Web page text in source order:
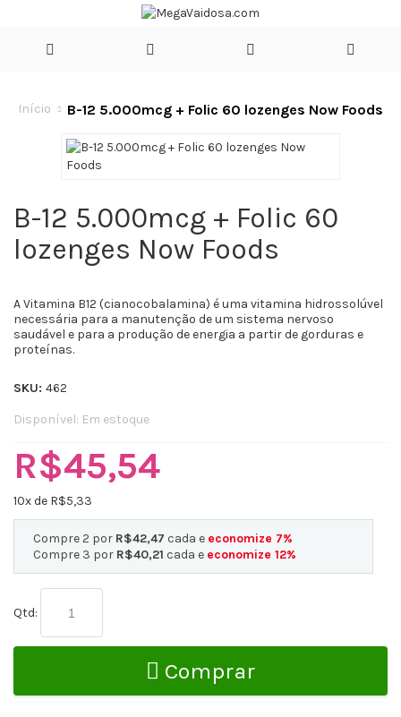
Início B-12 5.000mcg + Folic 60 lozenges Now Foods
B-12 5.000mcg + Folic 60
lozenges Now Foods
A Vitamina B12 (cianocobalamina) é uma vitamina hidrossolúvel
necessária para a manutenção de um sistema nervoso
saudável e para a produção de energia a partir de gorduras e
proteínas.
SKU: 462
Disponível: Em estoque
R$45,54
10x de R$5,33
Compre 2 por R$42,47 cada e economize 7%
Compre 3 por R$40,21 cada e economize 12%
Qtd:
Comprar